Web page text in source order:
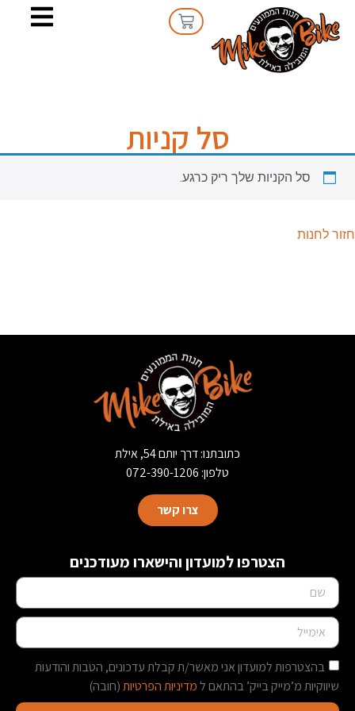
סל קניות
סל הקניות שלך ריק כרגע.
חזור לחנות
כתובתנו: דרך יותם 54, אילת
טלפון: 072-390-1206
צרו קשר
הצטרפו למועדון והישארו מעודכנים
בהצטרפות למועדון אני מאשר/ת קבלת עדכונים, הטבות והודעות
שיווקיות מ’מייק בייק’ בהתאם למדיניות הפרטיות(חובה)